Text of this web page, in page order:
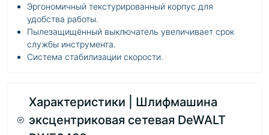
Эргономичный текстурированный корпус для
удобства работы.
Пылезащищённый выключатель увеличивает срок
службы инструмента.
Система стабилизации скорости.
Характеристики | Шлифмашина
эксцентриковая сетевая DeWALT